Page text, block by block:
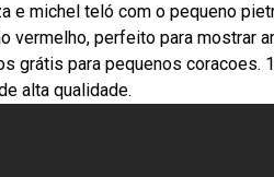
e michel teló com o pequeno
vermelho, perfeito para mostrar
grátis para pequenos
alta qualidade.